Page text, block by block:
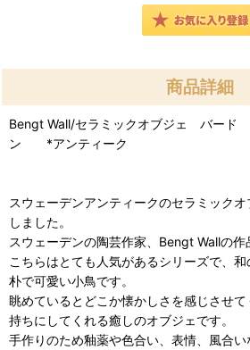
商品詳細
Bengt Wall/セラミックオブジェ
ン *アンティーク
スウェーデンアンティークのセラミック
しました。
スウェーデンの陶芸作家、Bengt Wallの作
こちらはとても人気があるシリーズで、
朴で可愛い小鳥です。
眺めているとどこか懐かしさを感じさせ
持ちにしてくれる癒しのオブジェです。
手作りのため釉薬や色合い、表情、風合